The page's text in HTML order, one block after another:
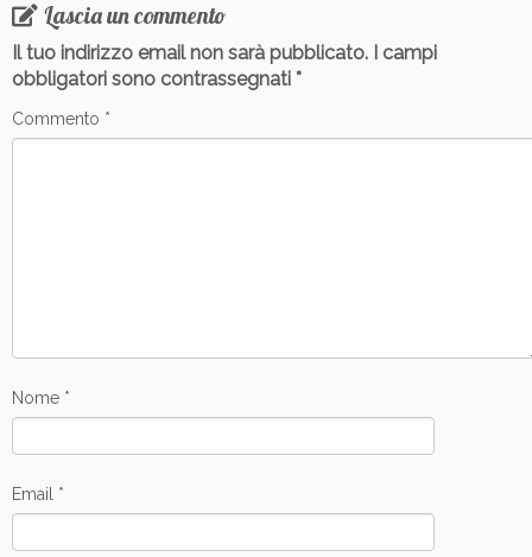
Lascia un commento
Il tuo indirizzo email non sarà pubblicato. I campi
obbligatori sono contrassegnati *
Commento *
Nome *
Email *